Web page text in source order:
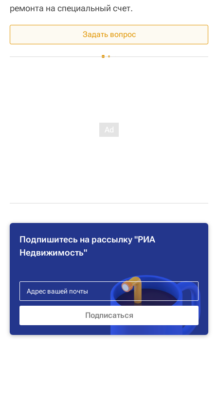
ремонта на специальный счет.
Задать вопрос
Подпишитесь на рассылку "РИА
Недвижимость"